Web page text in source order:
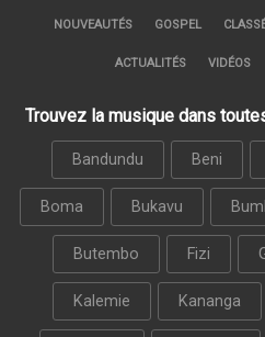
NOUVEAUTÉS GOSPEL
ACTUALITÉS VIDÉOS
Trouvez la musique dans
Bandundu Beni
Boma Bukavu
Butembo Fizi
Kalemie Kananga